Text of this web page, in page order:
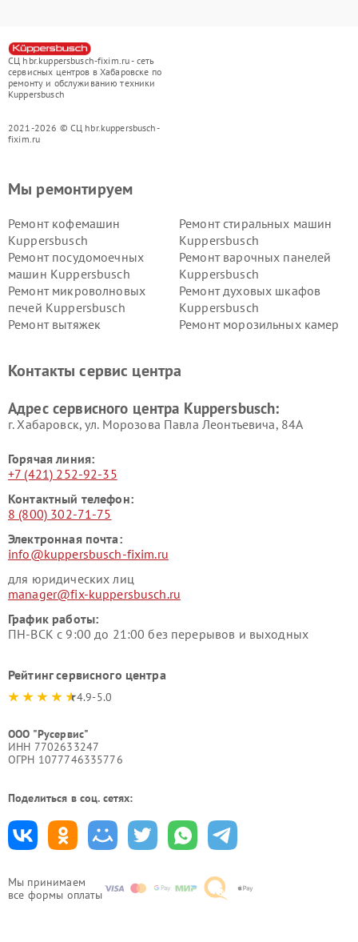
СЦ hbr.kuppersbusch-fixim.ru - сеть
сервисных центров в Хабаровске по
ремонту и обслуживанию техники
Kuppersbusch
2021-2026 © СЦ hbr.kuppersbusch-
fixim.ru
Мы принимаем
все формы оплаты
Мы ремонтируем
Ремонт кофемашин
Kuppersbusch
Ремонт стиральных машин
Kuppersbusch
Ремонт посудомоечных
машин Kuppersbusch
Ремонт варочных панелей
Kuppersbusch
Ремонт микроволновых
печей Kuppersbusch
Ремонт духовых шкафов
Kuppersbusch
Ремонт вытяжек
Ремонт морозильных камер
Kuppersbusch
вакуумных упаковщиков
Ремонт сушильных машин Kuppersbusch
Контакты сервис центра
Адрес сервисного центра Kuppersbusch:
г. Хабаровск, ул. Морозова Павла Леонтьевича, 84А
Горячая линия:
+7 (421) 252-92-35
Контактный телефон:
8 (800) 302-71-75
Электронная почта:
info@kuppersbusch-fixim.ru
для юридических лиц
manager@fix-kuppersbusch.ru
График работы:
ПН-ВСК с 9:00 до 21:00 без перерывов и выходных
Рейтинг сервисного центра
4.9-5.0
ООО "Русервис"
ИНН 7702633247
ОГРН 1077746335776
Поделиться в соц. сетях: